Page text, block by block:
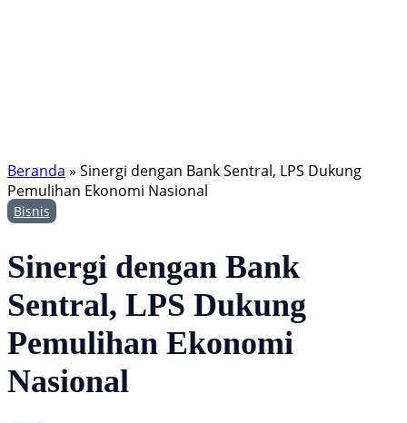
Beranda » Sinergi dengan Bank Sentral, LPS Dukung
Pemulihan Ekonomi Nasional
Bisnis
Sinergi dengan Bank
Sentral, LPS Dukung
Pemulihan Ekonomi
Nasional